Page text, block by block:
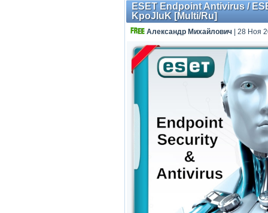
ESET Endpoint Antivirus /
KpoJIuK [Multi/Ru]
Александр Михайлович | 28 Ноя